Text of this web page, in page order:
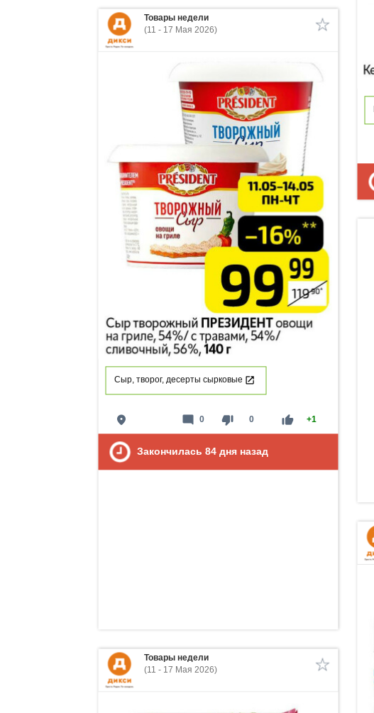
Товары недели
(11 - 17 Мая 2026)
Сыр, творог, десерты сырковые
place thumb_down 0 thumb_up +1
mode_comment 0
Закончилась 84 дня назад
Товары недели
(11 - 17 Мая 2026)